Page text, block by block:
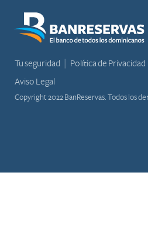
Tu seguridad Política de Privacidad
Aviso Legal
Copyright 2022 BanReservas. Todos los